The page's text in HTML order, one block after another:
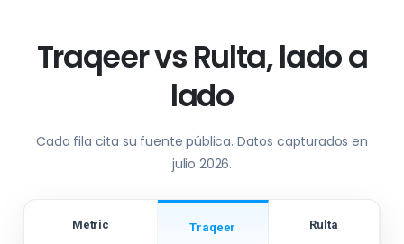
Traqeer vs Rulta, lado a
lado
Cada fila cita su fuente pública. Datos capturados en
julio 2026.
Metric Traqeer Rulta